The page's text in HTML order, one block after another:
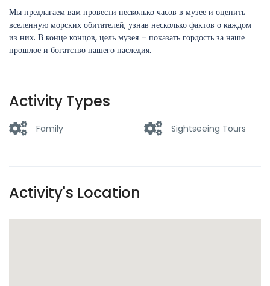
Мы предлагаем вам провести несколько часов в музее и оценить
вселенную морских обитателей, узнав несколько фактов о каждом
из них. В конце концов, цель музея – показать гордость за наше
прошлое и богатство нашего наследия.
Activity Types
Family Sightseeing Tours
Activity's Location